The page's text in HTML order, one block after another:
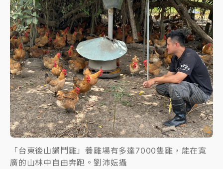
「台東後山讚鬥雞」養雞場有多達7000隻雞，能在寬
廣的山林中自由奔跑。劉沛妘攝